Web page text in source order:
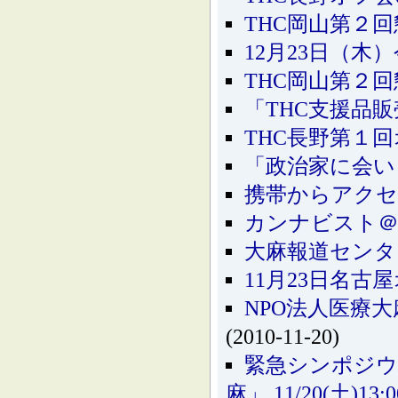
THC岡山第２
12月23日（木
THC岡山第２
「THC支援品
THC長野第１
「政治家に会
携帯からアク
カンナビスト
大麻報道セン
11月23日名古
NPO法人医療
(2010-11-20)
緊急シンポジ